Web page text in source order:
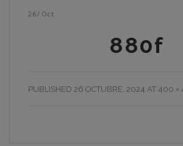
26/ Oct
880f
PUBLISHED 26 OCTUBRE, 2024 AT 400 ×